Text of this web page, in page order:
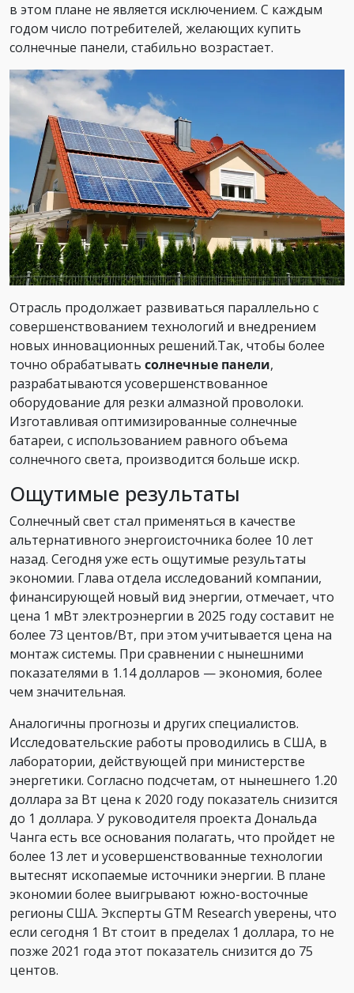
в этом плане не является исключением. С каждым
годом число потребителей, желающих купить
солнечные панели, стабильно возрастает.
Отрасль продолжает развиваться параллельно с
совершенствованием технологий и внедрением
новых инновационных решений.Так, чтобы более
точно обрабатывать солнечные панели,
разрабатываются усовершенствованное
оборудование для резки алмазной проволоки.
Изготавливая оптимизированные солнечные
батареи, с использованием равного объема
солнечного света, производится больше искр.
Ощутимые результаты
Солнечный свет стал применяться в качестве
альтернативного энергоисточника более 10 лет
назад. Сегодня уже есть ощутимые результаты
экономии. Глава отдела исследований компании,
финансирующей новый вид энергии, отмечает, что
цена 1 мВт электроэнергии в 2025 году составит не
более 73 центов/Вт, при этом учитывается цена на
монтаж системы. При сравнении с нынешними
показателями в 1.14 долларов — экономия, более
чем значительная.
Аналогичны прогнозы и других специалистов.
Исследовательские работы проводились в США, в
лаборатории, действующей при министерстве
энергетики. Согласно подсчетам, от нынешнего 1.20
доллара за Вт цена к 2020 году показатель снизится
до 1 доллара. У руководителя проекта Дональда
Чанга есть все основания полагать, что пройдет не
более 13 лет и усовершенствованные технологии
вытеснят ископаемые источники энергии. В плане
экономии более выигрывают южно-восточные
регионы США. Эксперты GTM Research уверены, что
если сегодня 1 Вт стоит в пределах 1 доллара, то не
позже 2021 года этот показатель снизится до 75
центов.